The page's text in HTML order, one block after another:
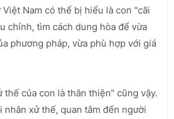
Nam có thể bị hiểu là con "cãi
chỉnh, tìm cách dung hòa để vừa
phương pháp, vừa phù hợp với giá
thế của con là thân thiện" cũng vậy.
nhân xử thế, quan tâm đến người